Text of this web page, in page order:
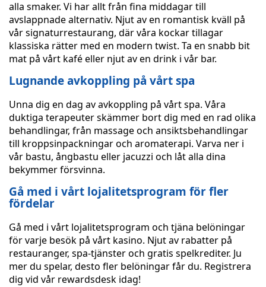
alla smaker. Vi har allt från fina middagar till
avslappnade alternativ. Njut av en romantisk kväll på
vår signaturrestaurang, där våra kockar tillagar
klassiska rätter med en modern twist. Ta en snabb bit
mat på vårt kafé eller njut av en drink i vår bar.
Lugnande avkoppling på vårt spa
Unna dig en dag av avkoppling på vårt spa. Våra
duktiga terapeuter skämmer bort dig med en rad olika
behandlingar, från massage och ansiktsbehandlingar
till kroppsinpackningar och aromaterapi. Varva ner i
vår bastu, ångbastu eller jacuzzi och låt alla dina
bekymmer försvinna.
Gå med i vårt lojalitetsprogram för fler
fördelar
Gå med i vårt lojalitetsprogram och tjäna belöningar
för varje besök på vårt kasino. Njut av rabatter på
restauranger, spa-tjänster och gratis spelkrediter. Ju
mer du spelar, desto fler belöningar får du. Registrera
dig vid vår rewardsdesk idag!